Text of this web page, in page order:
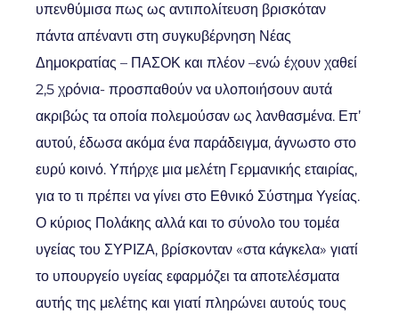
υπενθύμισα πως ως αντιπολίτευση βρισκόταν
πάντα απέναντι στη συγκυβέρνηση Νέας
Δημοκρατίας – ΠΑΣΟΚ και πλέον –ενώ έχουν χαθεί
2,5 χρόνια- προσπαθούν να υλοποιήσουν αυτά
ακριβώς τα οποία πολεμούσαν ως λανθασμένα. Επ’
αυτού, έδωσα ακόμα ένα παράδειγμα, άγνωστο στο
ευρύ κοινό. Υπήρχε μια μελέτη Γερμανικής εταιρίας,
για το τι πρέπει να γίνει στο Εθνικό Σύστημα Υγείας.
Ο κύριος Πολάκης αλλά και το σύνολο του τομέα
υγείας του ΣΥΡΙΖΑ, βρίσκονταν «στα κάγκελα» γιατί
το υπουργείο υγείας εφαρμόζει τα αποτελέσματα
αυτής της μελέτης και γιατί πληρώνει αυτούς τους